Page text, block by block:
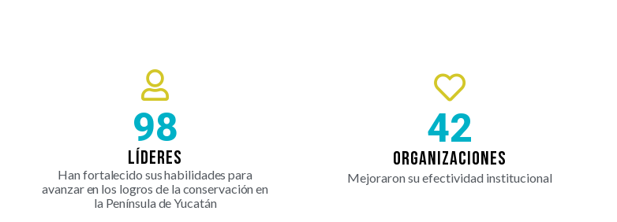
127
LÍDERES
Han fortalecido sus habilidades para
avanzar en los logros de la conservación en
la Península de Yucatán
55
ORGANIZACIONES
Mejoraron su efectividad institucional